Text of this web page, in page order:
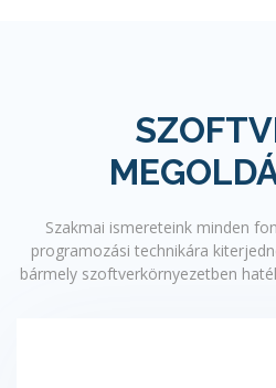
Szakmai ismereteink minden
programozási technikára
bármely szoftverkörnyezetben